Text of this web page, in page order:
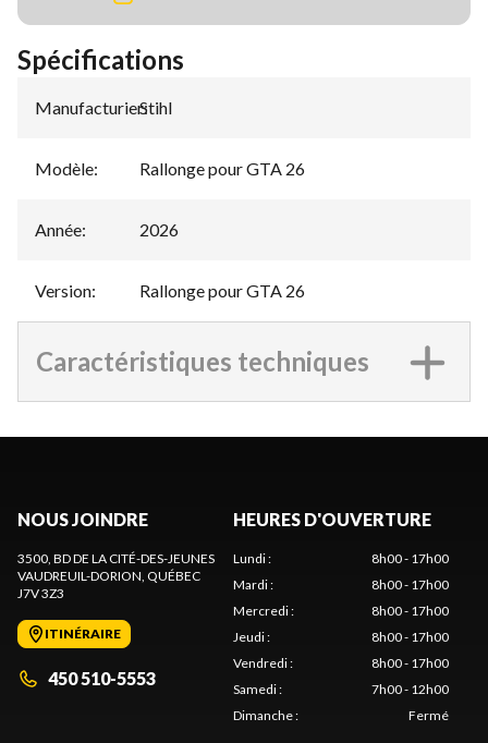
Spécifications
Manufacturier:
Stihl
Modèle: Rallonge pour GTA 26
Année: 2026
Version: Rallonge pour GTA 26
Caractéristiques techniques
NOUS JOINDRE
3500, BD DE LA CITÉ-DES-JEUNES
VAUDREUIL-DORION, QUÉBEC
J7V 3Z3
ITINÉRAIRE
450 510-5553
HEURES D'OUVERTURE
Lundi:
8h00 - 17h00
Mardi:
8h00 - 17h00
Mercredi:
8h00 - 17h00
Jeudi:
8h00 - 17h00
Vendredi:
8h00 - 17h00
Samedi:
7h00 - 12h00
Dimanche: Fermé